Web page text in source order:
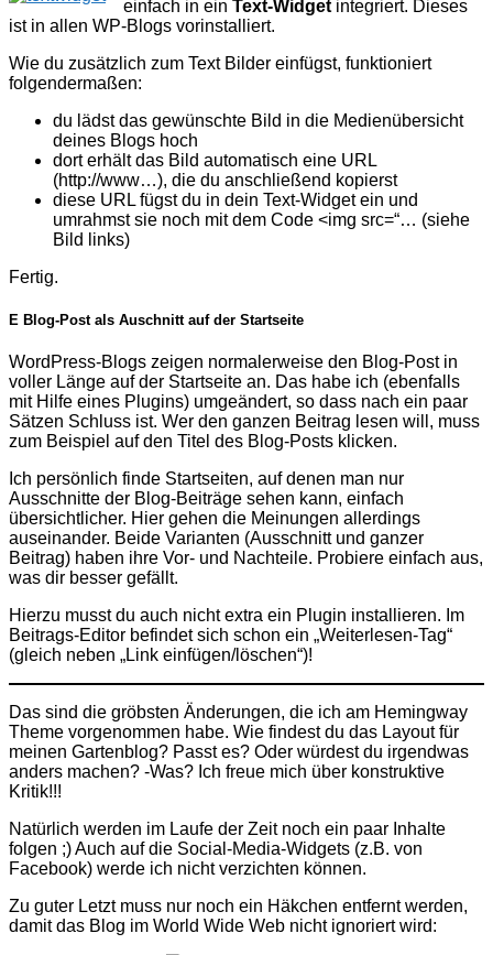
einfach in ein Text-Widget integriert. Dieses
ist in allen WP-Blogs vorinstalliert.
Wie du zusätzlich zum Text Bilder einfügst, funktioniert
folgendermaßen:
du lädst das gewünschte Bild in die Medienübersicht
deines Blogs hoch
dort erhält das Bild automatisch eine URL
(http://www…), die du anschließend kopierst
diese URL fügst du in dein Text-Widget ein und
umrahmst sie noch mit dem Code <img src=“… (siehe
Bild links)
Fertig.
E Blog-Post als Auschnitt auf der Startseite
WordPress-Blogs zeigen normalerweise den Blog-Post in
voller Länge auf der Startseite an. Das habe ich (ebenfalls
mit Hilfe eines Plugins) umgeändert, so dass nach ein paar
Sätzen Schluss ist. Wer den ganzen Beitrag lesen will, muss
zum Beispiel auf den Titel des Blog-Posts klicken.
Ich persönlich finde Startseiten, auf denen man nur
Ausschnitte der Blog-Beiträge sehen kann, einfach
übersichtlicher. Hier gehen die Meinungen allerdings
auseinander. Beide Varianten (Ausschnitt und ganzer
Beitrag) haben ihre Vor- und Nachteile. Probiere einfach aus,
was dir besser gefällt.
Hierzu musst du auch nicht extra ein Plugin installieren. Im
Beitrags-Editor befindet sich schon ein „Weiterlesen-Tag“
(gleich neben „Link einfügen/löschen“)!
Das sind die gröbsten Änderungen, die ich am Hemingway
Theme vorgenommen habe. Wie findest du das Layout für
meinen Gartenblog? Passt es? Oder würdest du irgendwas
anders machen? -Was? Ich freue mich über konstruktive
Kritik!!!
Natürlich werden im Laufe der Zeit noch ein paar Inhalte
folgen ;) Auch auf die Social-Media-Widgets (z.B. von
Facebook) werde ich nicht verzichten können.
Zu guter Letzt muss nur noch ein Häkchen entfernt werden,
damit das Blog im World Wide Web nicht ignoriert wird: